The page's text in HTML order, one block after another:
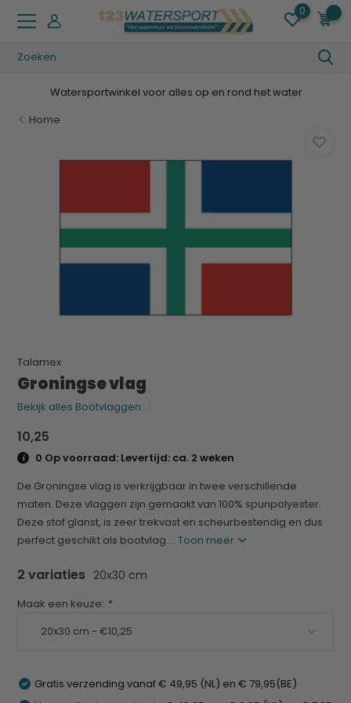
0
Watersportwinkel voor alles op en rond het water
Home
Talamex
Groningse vlag
Bekijk alles Bootvlaggen
10,25
0 Op voorraad: Levertijd: ca. 2 weken
De Groningse vlag is verkrijgbaar in twee verschillende
maten. Deze vlaggen zijn gemaakt van 100% spunpolyester.
Deze stof glanst, is zeer trekvast en scheurbestendig en dus
perfect geschikt als bootvlag....Toon meer
2 variaties 20x30 cm
Maak een keuze: *
Gratis verzending vanaf € 49,95 (NL) en € 79,95(BE)